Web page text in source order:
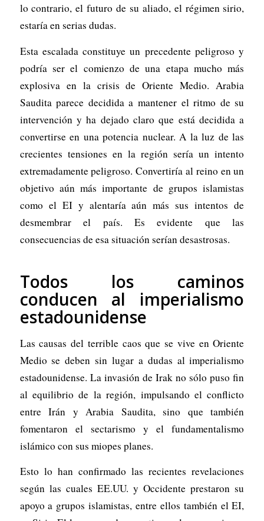
lo contrario, el futuro de su aliado, el régimen sirio,
estaría en serias dudas.
Esta escalada constituye un precedente peligroso y
podría ser el comienzo de una etapa mucho más
explosiva en la crisis de Oriente Medio. Arabia
Saudita parece decidida a mantener el ritmo de su
intervención y ha dejado claro que está decidida a
convertirse en una potencia nuclear. A la luz de las
crecientes tensiones en la región sería un intento
extremadamente peligroso. Convertiría al reino en un
objetivo aún más importante de grupos islamistas
como el EI y alentaría aún más sus intentos de
desmembrar el país. Es evidente que las
consecuencias de esa situación serían desastrosas.
Todos los caminos
conducen al imperialismo
estadounidense
Las causas del terrible caos que se vive en Oriente
Medio se deben sin lugar a dudas al imperialismo
estadounidense. La invasión de Irak no sólo puso fin
al equilibrio de la región, impulsando el conflicto
entre Irán y Arabia Saudita, sino que también
fomentaron el sectarismo y el fundamentalismo
islámico con sus miopes planes.
Esto lo han confirmado las recientes revelaciones
según las cuales EE.UU. y Occidente prestaron su
apoyo a grupos islamistas, entre ellos también el EI,